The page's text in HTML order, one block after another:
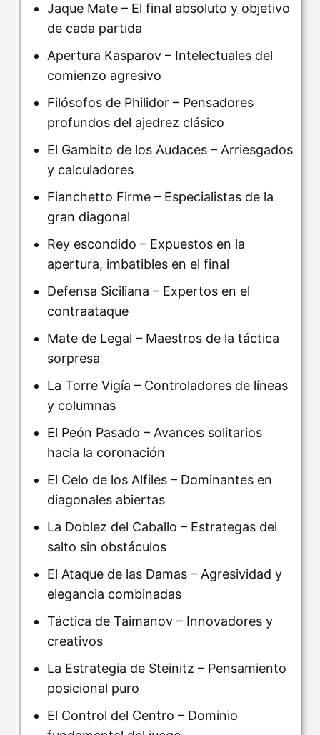
Jaque Mate – El final absoluto y objetivo
de cada partida
Apertura Kasparov – Intelectuales del
comienzo agresivo
Filósofos de Philidor – Pensadores
profundos del ajedrez clásico
El Gambito de los Audaces – Arriesgados
y calculadores
Fianchetto Firme – Especialistas de la
gran diagonal
Rey escondido – Expuestos en la
apertura, imbatibles en el final
Defensa Siciliana – Expertos en el
contraataque
Mate de Legal – Maestros de la táctica
sorpresa
La Torre Vigía – Controladores de líneas
y columnas
El Peón Pasado – Avances solitarios
hacia la coronación
El Celo de los Alfiles – Dominantes en
diagonales abiertas
La Doblez del Caballo – Estrategas del
salto sin obstáculos
El Ataque de las Damas – Agresividad y
elegancia combinadas
Táctica de Taimanov – Innovadores y
creativos
La Estrategia de Steinitz – Pensamiento
posicional puro
El Control del Centro – Dominio